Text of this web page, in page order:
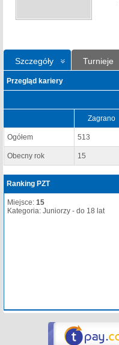
Szczegóły Turnieje
Przegląd kariery
Zagrano
Ogółem 513
Obecny rok 15
Ranking PZT
Miejsce: 15
Kategoria: Juniorzy - do 18 lat